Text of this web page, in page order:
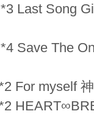
Last Song
Save The
For myself